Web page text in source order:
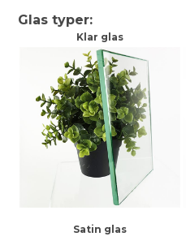
Glas typer:
Klar glas
Satin glas